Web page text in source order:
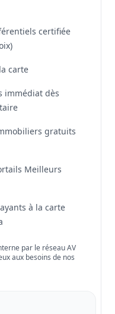
certifiée
carte
immédiat dès
gratuits
Meilleurs
à la carte
par le réseau AV
aux besoins de nos